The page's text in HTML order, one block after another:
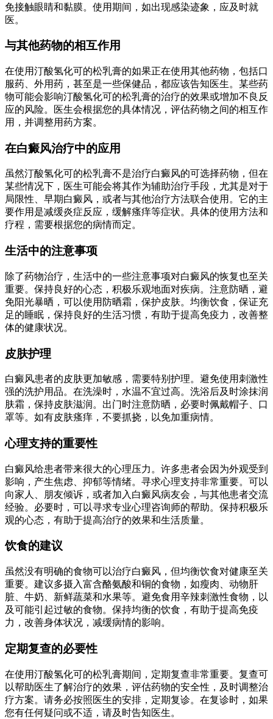
免接触眼睛和黏膜。使用期间，如出现感染迹象，应及时就
医。
与其他药物的相互作用
在使用汀酸氢化可的松乳膏的如果正在使用其他药物，包括口
服药、外用药，甚至是一些保健品，都应该告知医生。某些药
物可能会影响汀酸氢化可的松乳膏的治疗的效果或增加不良反
应的风险。医生会根据您的具体情况，评估药物之间的相互作
用，并调整用药方案。
在白癜风治疗中的应用
虽然汀酸氢化可的松乳膏不是治疗白癜风的可选择药物，但在
某些情况下，医生可能会将其作为辅助治疗手段，尤其是对于
局限性、早期白癜风，或者与其他治疗方法联合使用。它的主
要作用是减缓炎症反应，缓解瘙痒等症状。具体的使用方法和
疗程，需要根据您的病情而定。
生活中的注意事项
除了药物治疗，生活中的一些注意事项对白癜风的恢复也至关
重要。保持良好的心态，积极乐观地面对疾病。注意防晒，避
免阳光暴晒，可以使用防晒霜，保护皮肤。均衡饮食，保证充
足的睡眠，保持良好的生活习惯，有助于提高免疫力，改善整
体的健康状况。
皮肤护理
白癜风患者的皮肤更加敏感，需要特别护理。避免使用刺激性
强的洗护用品。在洗澡时，水温不宜过高。洗浴后及时涂抹润
肤霜，保持皮肤滋润。出门时注意防晒，必要时佩戴帽子、口
罩等。如有皮肤瘙痒，不要抓挠，以免加重病情。
心理支持的重要性
白癜风给患者带来很大的心理压力。许多患者会因为外观受到
影响，产生焦虑、抑郁等情绪。寻求心理支持非常重要。可以
向家人、朋友倾诉，或者加入白癜风病友会，与其他患者交流
经验。必要时，可以寻求专业心理咨询师的帮助。保持积极乐
观的心态，有助于提高治疗的效果和生活质量。
饮食的建议
虽然没有明确的食物可以治疗白癜风，但均衡饮食对健康至关
重要。建议多摄入富含酪氨酸和铜的食物，如瘦肉、动物肝
脏、牛奶、新鲜蔬菜和水果等。避免食用辛辣刺激性食物，以
及可能引起过敏的食物。保持均衡的饮食，有助于提高免疫
力，改善身体状况，减缓病情的影响。
定期复查的必要性
在使用汀酸氢化可的松乳膏期间，定期复查非常重要。复查可
以帮助医生了解治疗的效果，评估药物的安全性，及时调整治
疗方案。请务必按照医生的安排，定期复诊。在复诊时，如果
您有任何疑问或不适，请及时告知医生。